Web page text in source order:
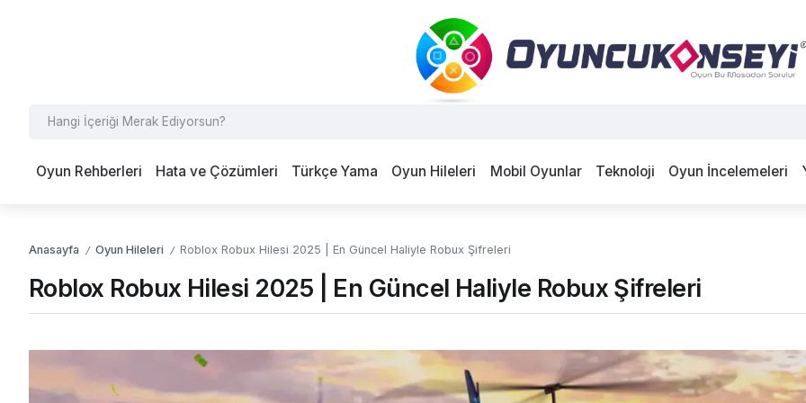
Oyun Rehberleri Hata ve Çözümleri Türkçe Yama Oyun Hileleri Mobil Oyunlar Teknoloji Oyun İncelemeleri
Anasayfa / Oyun Hileleri / Roblox Robux Hilesi 2025 | En Güncel Haliyle Robux Şifreleri
Roblox Robux Hilesi 2025 | En Güncel Haliyle Robux Şifreleri